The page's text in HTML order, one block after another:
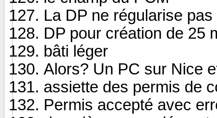
La DP ne régularise
DP pour création de 25
bâti léger
Alors? Un PC sur Nice
assiette des permis de
Permis accepté avec